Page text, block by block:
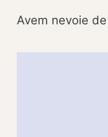
Avem nevoie